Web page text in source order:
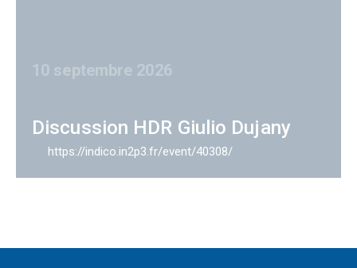
10 septembre 2026
Discussion HDR Giulio Dujany
https://indico.in2p3.fr/event/40308/